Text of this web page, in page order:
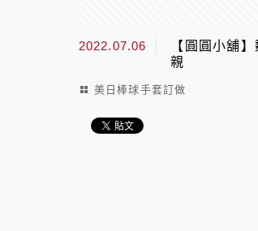
2022.07.06
【圓圓小舖
親
美日棒球手套訂做